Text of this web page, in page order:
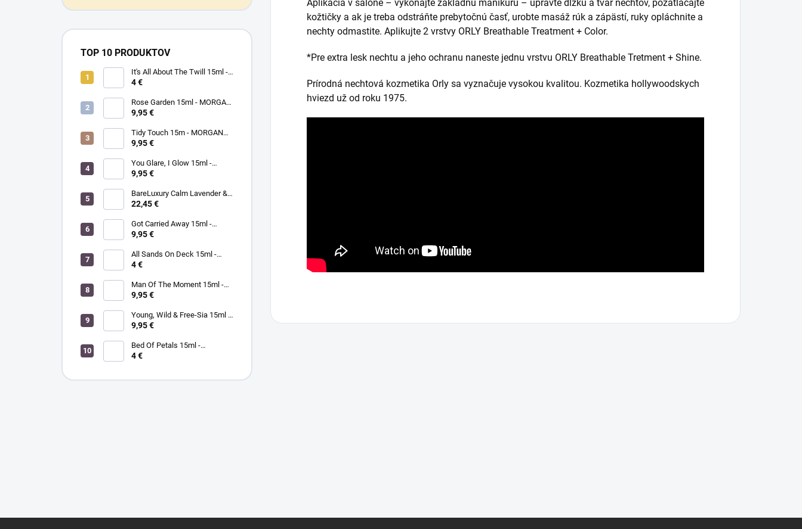
TOP 10 PRODUKTOV
It's All About The Twill 15ml -
MORGAN TAYLOR - lak na
4 €
Rose Garden 15ml - MORGAN
TAYLOR - lak na nechty
9,95 €
Tidy Touch 15m - MORGAN
TAYLOR - lak na nechty
9,95 €
You Glare, I Glow 15ml -
MORGAN TAYLOR - lak na
9,95 €
BareLuxury Calm Lavender &
Sage Purifying Soak 226g -
levanduľovo šalviový čistiaci
kúpeľ
22,45 €
Got Carried Away 15ml -
MORGAN TAYLOR - lak na
9,95 €
All Sands On Deck 15ml -
MORGAN TAYLOR - lak na
4 €
Man Of The Moment 15ml -
MORGAN TAYLOR - lak na
9,95 €
Young, Wild & Free-Sia 15ml -
MORGAN TAYLOR - lak na
9,95 €
Bed Of Petals 15ml -
MORGAN TAYLOR - lak na
4 €
Aplikácia v salóne – vykonajte základnú manikúru – upravte dĺžku a tvar nechtov, pozatláčajte
kožtičky a ak je treba odstráňte prebytočnú časť, urobte masáž rúk a zápästí, ruky opláchnite a
nechty odmastite. Aplikujte 2 vrstvy ORLY Breathable Treatment + Color.
*Pre extra lesk nechtu a jeho ochranu naneste jednu vrstvu ORLY Breathable Tretment + Shine.
Prírodná nechtová kozmetika Orly sa vyznačuje vysokou kvalitou. Kozmetika hollywoodskych
hviezd už od roku 1975.